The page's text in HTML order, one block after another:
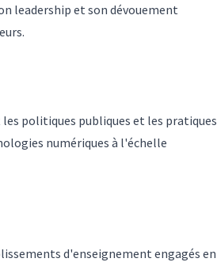
leadership et son dévouement
politiques publiques et les pratiques
numériques à l'échelle
d'enseignement engagés en